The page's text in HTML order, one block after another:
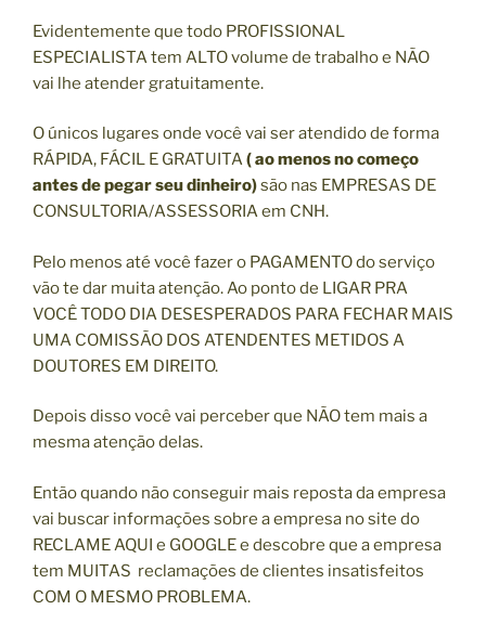
Evidentemente que todo PROFISSIONAL
ESPECIALISTA tem ALTO volume de trabalho e NÃO
vai lhe atender gratuitamente.
O únicos lugares onde você vai ser atendido de forma
RÁPIDA, FÁCIL E GRATUITA( ao menos no começo
antes de pegar seu dinheiro)são nas EMPRESAS DE
CONSULTORIA/ASSESSORIA em CNH.
Pelo menos até você fazer o PAGAMENTO do serviço
vão te dar muita atenção. Ao ponto de LIGAR PRA
VOCÊ TODO DIA DESESPERADOS PARA FECHAR MAIS
UMA COMISSÃO DOS ATENDENTES METIDOS A
DOUTORES EM DIREITO.
Depois disso você vai perceber que NÃO tem mais a
mesma atenção delas.
Então quando não conseguir mais reposta da empresa
vai buscar informações sobre a empresa no site do
RECLAME AQUI e GOOGLE e descobre que a empresa
tem MUITAS reclamações de clientes insatisfeitos
COM O MESMO PROBLEMA.